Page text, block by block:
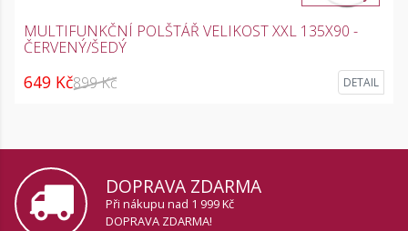
MULTIFUNKČNÍ POLŠTÁŘ VELIKOST XXL 135X90 -
ČERVENÝ/ŠEDÝ
649 Kč899 Kč DETAIL
DOPRAVA ZDARMA
Při nákupu nad 1 999 Kč
DOPRAVA ZDARMA!